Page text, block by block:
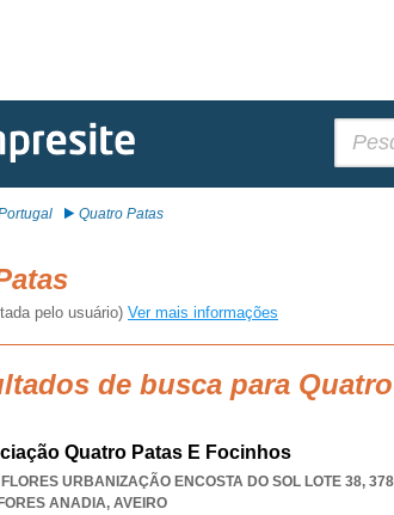
Quatro Patas
pelo usuário) Ver mais informações
de busca para
Quatro Patas E Focinhos
URBANIZAÇÃO ENCOSTA DO SOL LOTE 38,
ANADIA, AVEIRO